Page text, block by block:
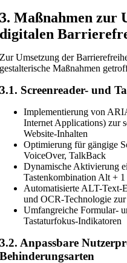
3. Maßnahmen zur
digitalen
Zur Umsetzung der
gestalterische Maßnahmen
3.1. Screenreader- und
Implementierung von
Internet Applications) zur
Website-Inhalten
Optimierung für gängige
VoiceOver, TalkBack
Dynamische Aktivierung
Tastenkombination Alt + 1
Automatisierte ALT-Text-
und OCR-Technologie
Umfangreiche Formular-
Tastaturfokus-Indikatoren
3.2. Anpassbare
Behinderungsarten